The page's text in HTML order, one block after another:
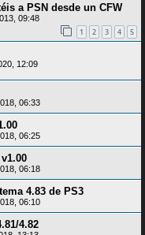
a PSN desde un CFW
09:48
1 2 3 4 5
12:09
06:33
06:25
06:18
4.83 de PS3
06:10
4.82